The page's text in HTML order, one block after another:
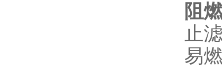
阻
止
易